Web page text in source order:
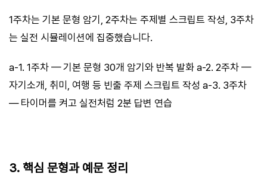
1주차는 기본 문형 암기, 2주차는 주제별 스크립트 작성, 3주차
는 실전 시뮬레이션에 집중했습니다.
a-1. 1주차 — 기본 문형 30개 암기와 반복 발화 a-2. 2주차 —
자기소개, 취미, 여행 등 빈출 주제 스크립트 작성 a-3. 3주차
— 타이머를 켜고 실전처럼 2분 답변 연습
3. 핵심 문형과 예문 정리